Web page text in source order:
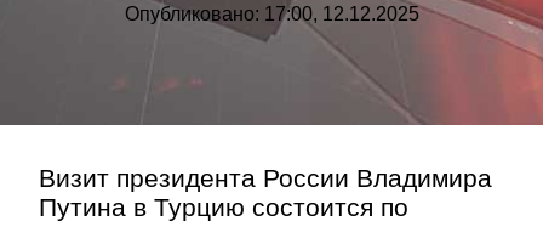
Опубликовано: 17:00, 12.12.2025
Визит президента России Владимира
Путина в Турцию состоится по
»
Контакт »